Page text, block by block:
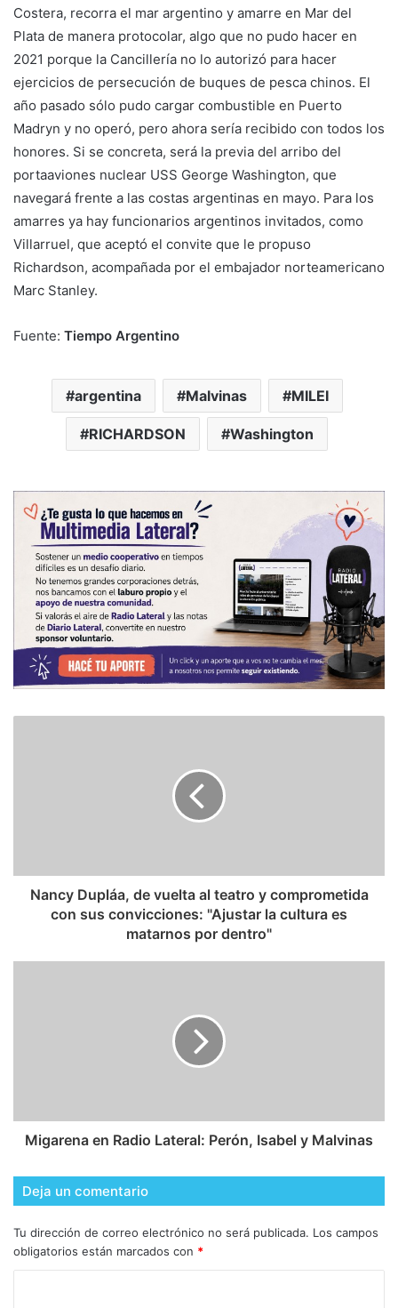
Costera, recorra el mar argentino y amarre en Mar del
Plata de manera protocolar, algo que no pudo hacer en
2021 porque la Cancillería no lo autorizó para hacer
ejercicios de persecución de buques de pesca chinos. El
año pasado sólo pudo cargar combustible en Puerto
Madryn y no operó, pero ahora sería recibido con todos los
honores. Si se concreta, será la previa del arribo del
portaaviones nuclear USS George Washington, que
navegará frente a las costas argentinas en mayo. Para los
amarres ya hay funcionarios argentinos invitados, como
Villarruel, que aceptó el convite que le propuso
Richardson, acompañada por el embajador norteamericano
Marc Stanley.
Fuente: Tiempo Argentino
argentina Malvinas MILEI
RICHARDSON Washington
Nancy Dupláa, de vuelta al teatro y comprometida
con sus convicciones: "Ajustar la cultura es
matarnos por dentro"
Migarena en Radio Lateral: Perón, Isabel y Malvinas
Deja un comentario
Tu dirección de correo electrónico no será publicada. Los campos
obligatorios están marcados con *